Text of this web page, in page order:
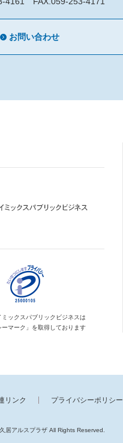
お問い合わせ
ックス パブリックビジネスは
ーマーク」を取得しております
リンク プライバシーポリシー
居アルスプラザAll Rights Reserved.